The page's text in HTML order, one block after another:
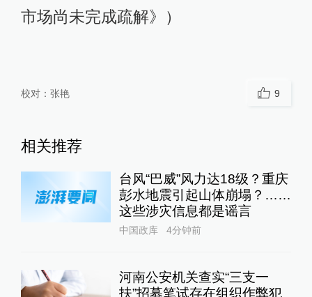
市场尚未完成疏解》）
校对： 张艳 9
相关推荐
台风“巴威”风力达18级？重庆
彭水地震引起山体崩塌？……
这些涉灾信息都是谣言
中国政库 4分钟前
河南公安机关查实“三支一
扶”招募笔试存在组织作弊犯